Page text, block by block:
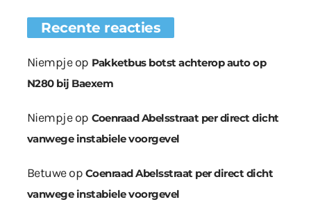
Recente reacties
Niempjeop Pakketbus botst achterop auto op
N280 bij Baexem
Niempjeop Coenraad Abelsstraat per direct dicht
vanwege instabiele voorgevel
Betuweop Coenraad Abelsstraat per direct dicht
vanwege instabiele voorgevel